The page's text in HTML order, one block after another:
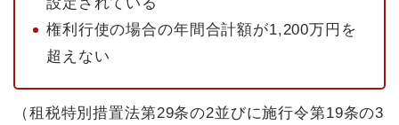
権利行使の場合の年間合計額が1,200万円を
超えない
（租税特別措置法第29条の2並びに施行令第19条の3